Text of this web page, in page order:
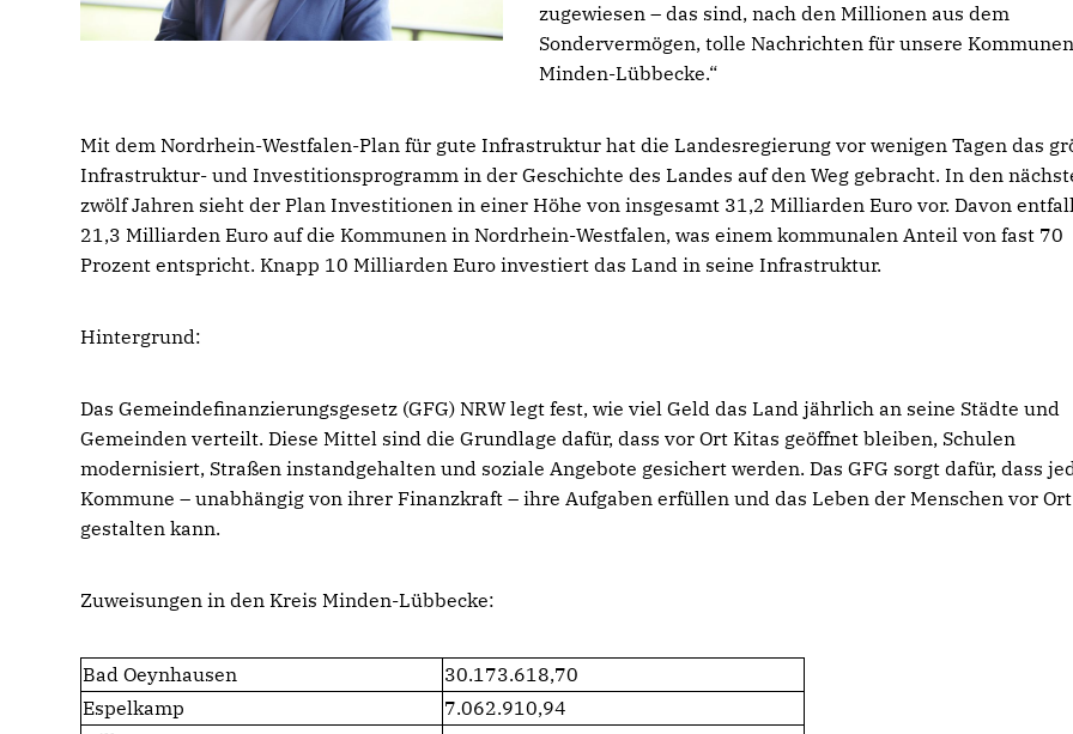
zugewiesen – das sind, nach den Millionen aus dem
Sondervermögen, tolle Nachrichten für unsere
Minden-Lübbecke.“
Mit dem Nordrhein-Westfalen-Plan für gute Infrastruktur hat die Landesregierung vor wenigen Tagen das
Infrastruktur- und Investitionsprogramm in der Geschichte des Landes auf den Weg gebracht. In den
zwölf Jahren sieht der Plan Investitionen in einer Höhe von insgesamt 31,2 Milliarden Euro vor. Davon
21,3 Milliarden Euro auf die Kommunen in Nordrhein-Westfalen, was einem kommunalen Anteil von fast 70
Prozent entspricht. Knapp 10 Milliarden Euro investiert das Land in seine Infrastruktur.
Hintergrund:
Das Gemeindefinanzierungsgesetz (GFG) NRW legt fest, wie viel Geld das Land jährlich an seine Städte und
Gemeinden verteilt. Diese Mittel sind die Grundlage dafür, dass vor Ort Kitas geöffnet bleiben, Schulen
modernisiert, Straßen instandgehalten und soziale Angebote gesichert werden. Das GFG sorgt dafür, dass
Kommune – unabhängig von ihrer Finanzkraft – ihre Aufgaben erfüllen und das Leben der Menschen vor Ort
gestalten kann.
Zuweisungen in den Kreis Minden-Lübbecke:
Bad Oeynhausen
30.173.618,70
Espelkamp
7.062.910,94